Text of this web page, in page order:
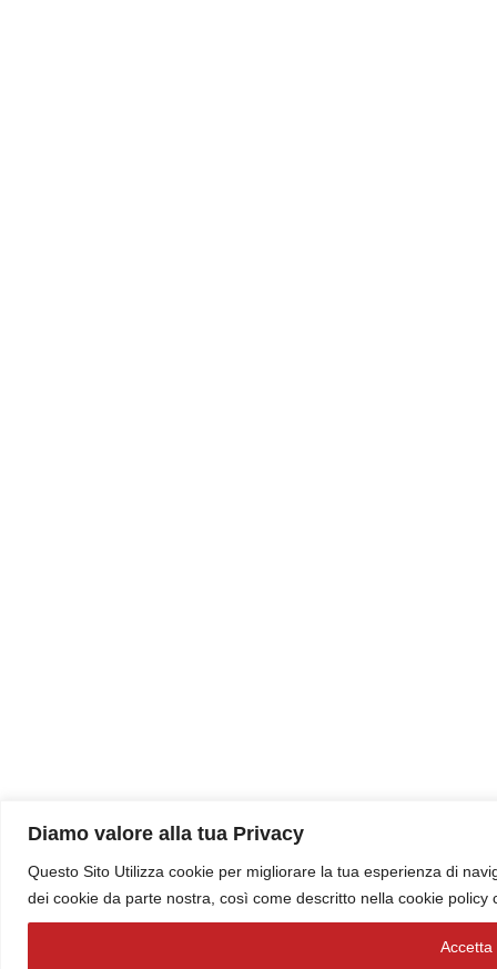
Diamo valore alla tua Privacy
Questo Sito Utilizza cookie per migliorare la tua esperienza di
dei cookie da parte nostra, così come descritto nella cookie policy
Accetta